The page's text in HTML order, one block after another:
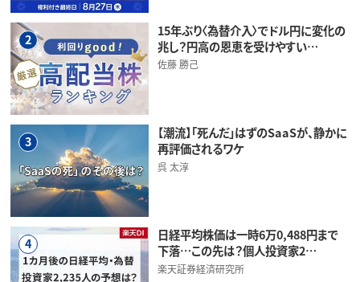
2
15年ぶり〈為替介入〉でドル円に変化の
兆し？円高の恩恵を受けやすい…
佐藤 勝己
3
【潮流】「死んだ」はずのSaaSが、静かに
再評価されるワケ
呉 太淳
4
日経平均株価は一時6万0,488円まで
下落…この先は？個人投資家2…
楽天証券経済研究所